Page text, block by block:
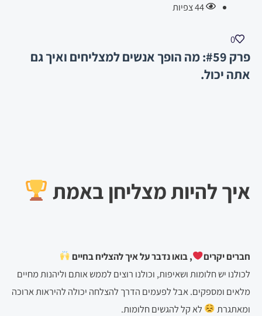
44צפיות
0
פרק #59: מה הופך אנשים למצליחים ואיך גם
אתה יכול.
איך להיות מצליחן באמת
חברים יקרים
, בואו נדבר על איך להצליח בחיים
לכולנו יש חלומות ושאיפות, וכולנו רוצים לממש אותם וליהנות מחיים
מלאים ומספקים. אבל לפעמים הדרך להצלחה יכולה להיראות ארוכה
ומאתגרת
לא קל להגשים חלומות.